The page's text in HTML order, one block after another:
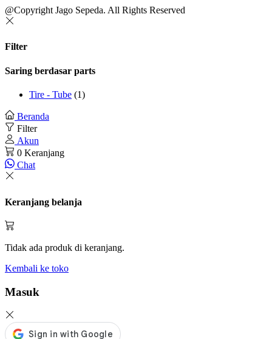
@Copyright Jago Sepeda. All Rights Reserved
Filter
Saring berdasar parts
Tire - Tube (1)
Beranda
Filter
Akun
0 Keranjang
Chat
Keranjang belanja
Tidak ada produk di keranjang.
Kembali ke toko
Masuk